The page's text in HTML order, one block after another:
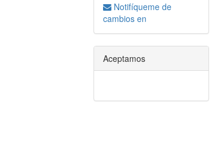
Notifíqueme de
cambios en
Aceptamos